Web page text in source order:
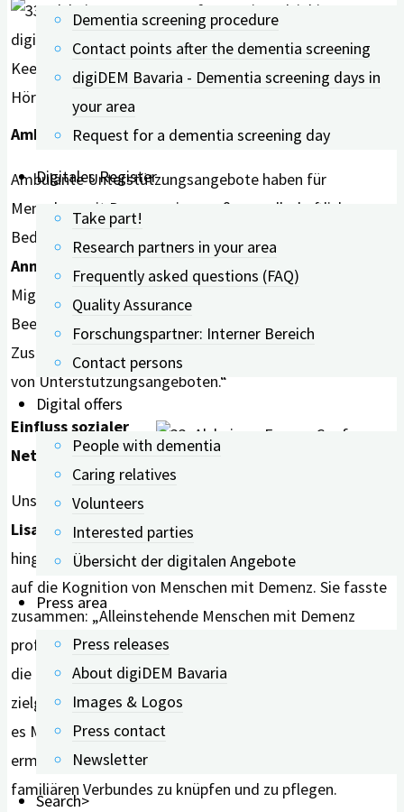
Dementia screening procedure
Contact points after the dementia screening
digiDEM Bavaria - Dementia screening days in
your area
Request for a dementia screening day
Digitales Register
Take part!
Research partners in your area
Frequently asked questions (FAQ)
Quality Assurance
Forschungspartner: Interner Bereich
Contact persons
Digital offers
People with dementia
Caring relatives
Volunteers
Interested parties
Übersicht der digitalen Angebote
Press area
Press releases
About digiDEM Bavaria
Images & Logos
Press contact
Newsletter
Search>
digiDEM Bayern-Wissenschaftlerin Anne
Keefer (rechts). Foto: digiDEM Bayern / Ilona
Hörath
Ambulante Unterstützungsangebote
Ambulante Unterstützungsangebote haben für
Menschen mit Demenz eine große gesellschaftliche
Bedeutung. So kam digiDEM Bayern-Wissenschaftlerin
Anne Keefer
zu dem Schluss: „Ein
Migrationshintergrund bei Menschen mit kognitiven
Beeinträchtigungen steht nicht unbedingt in
Zusammenhang mit einer geringeren Inanspruchnahme
von Unterstützungsangeboten.“
digiDEM Bayern / Ilona Hörath
Einfluss sozialer
Netzwerke
Unsere Kollegin
Lisa Laininger
hingegen erforschte den Einfluss sozialer Netzwerke
auf die Kognition von Menschen mit Demenz. Sie fasste
zusammen: „Alleinstehende Menschen mit Demenz
profitieren von Freunden mehr als von der Familie“. Um
die gesellschaftliche Teilhabe zu fördern, sollten
zielgruppengerechte Angebote geschaffen werden, die
es Menschen mit kognitiven Beeinträchtigungen
ermöglichen, soziale Kontakte außerhalb ihres
familiären Verbundes zu knüpfen und zu pflegen.